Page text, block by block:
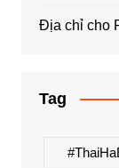
Địa chỉ cho
Tag